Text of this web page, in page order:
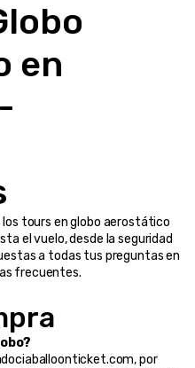
en
los tours en globo aerostático
el vuelo, desde la seguridad
a todas tus preguntas en
frecuentes.
por